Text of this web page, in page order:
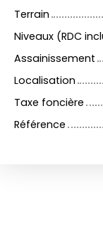
Terrain
Niveaux (RDC
Assainissement
Localisation
Taxe foncière
Référence